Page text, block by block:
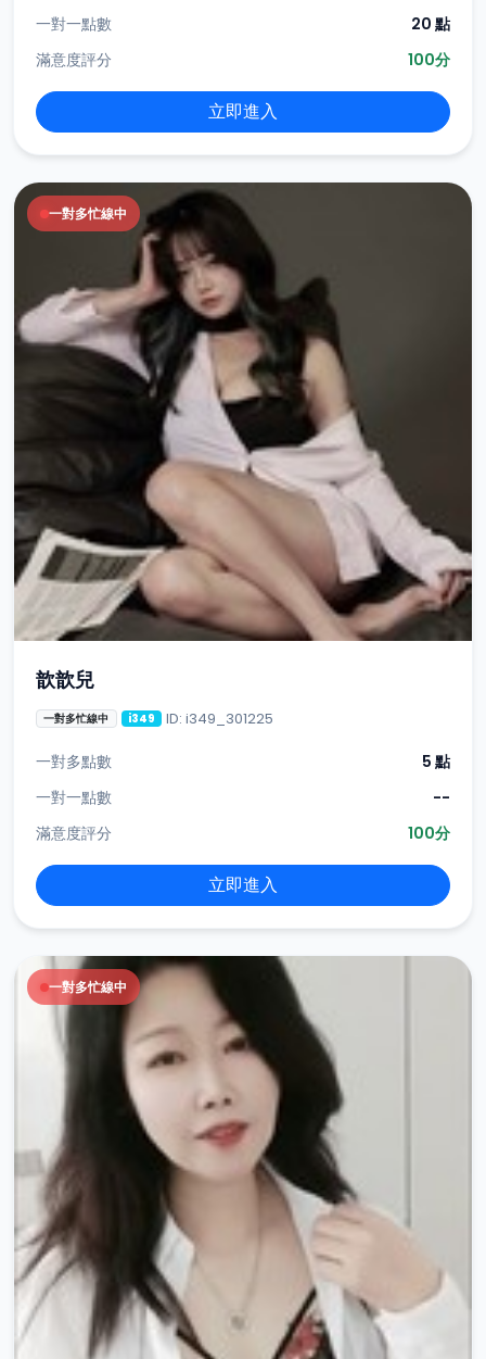
一對一點數
20 點
滿意度評分
100分
立即進入
一對多忙線中
歆歆兒
一對多忙線中 i349 ID: i349_301225
一對多點數
5 點
一對一點數
--
滿意度評分
100分
立即進入
一對多忙線中